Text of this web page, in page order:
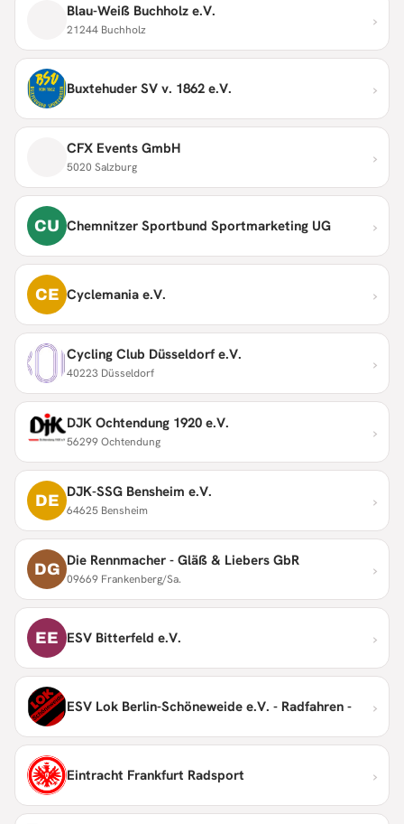
Blau-Weiß Buchholz e.V.
21244 Buchholz ›
Buxtehuder SV v. 1862 e.V. ›
CFX Events GmbH
5020 Salzburg ›
CU Chemnitzer Sportbund Sportmarketing UG ›
CE Cyclemania e.V. ›
Cycling Club Düsseldorf e.V.
40223 Düsseldorf ›
DJK Ochtendung 1920 e.V.
56299 Ochtendung ›
DE DJK-SSG Bensheim e.V.
64625 Bensheim ›
DG Die Rennmacher - Gläß & Liebers GbR
09669 Frankenberg/Sa. ›
EE ESV Bitterfeld e.V. ›
ESV Lok Berlin-Schöneweide e.V. - Radfahren - ›
Eintracht Frankfurt Radsport ›